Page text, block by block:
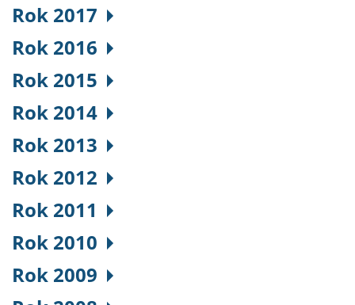
Rok 2017
Rok 2016
Rok 2015
Rok 2014
Rok 2013
Rok 2012
Rok 2011
Rok 2010
Rok 2009